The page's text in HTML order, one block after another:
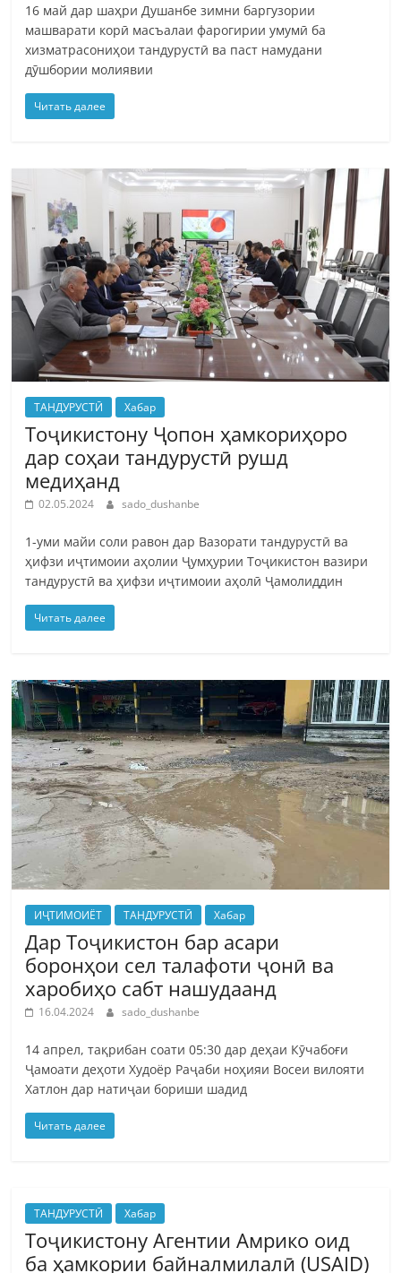
16 май дар шаҳри Душанбе зимни баргузории
машварати корӣ масъалаи фарогирии умумӣ ба
хизматрасониҳои тандурустӣ ва паст намудани
дӯшбории молиявии
Читать далее
ТАНДУРУСТӢ Хабар
Тоҷикистону Ҷопон ҳамкориҳоро
дар соҳаи тандурустӣ рушд
медиҳанд
02.05.2024 sado_dushanbe
1-уми майи соли равон дар Вазорати тандурустӣ ва
ҳифзи иҷтимоии аҳолии Ҷумҳурии Тоҷикистон вазири
тандурустӣ ва ҳифзи иҷтимоии аҳолӣ Ҷамолиддин
Читать далее
ИҶТИМОИЁТ ТАНДУРУСТӢ Хабар
Дар Тоҷикистон бар асари
боронҳои сел талафоти ҷонӣ ва
харобиҳо сабт нашудаанд
16.04.2024 sado_dushanbe
14 апрел, тақрибан соати 05:30 дар деҳаи Кӯчабоғи
Ҷамоати деҳоти Худоёр Раҷаби ноҳияи Восеи вилояти
Хатлон дар натиҷаи бориши шадид
Читать далее
ТАНДУРУСТӢ Хабар
Тоҷикистону Агентии Амрико оид
ба ҳамкории байналмилалӣ (USAID)